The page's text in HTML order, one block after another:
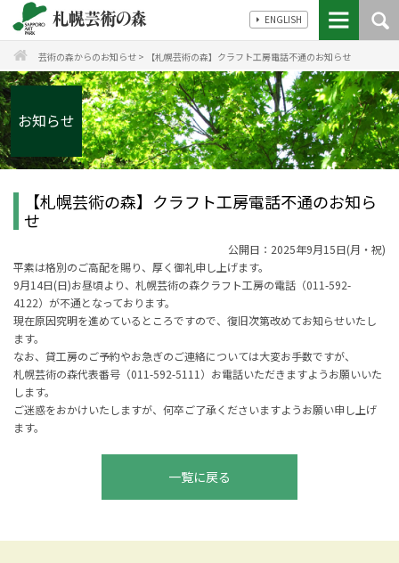
ENGLISH
芸術の森からのお知らせ > 【札幌芸術の森】クラフト工房電話不通のお知らせ
お知らせ
【札幌芸術の森】クラフト工房電話不通のお知ら
せ
公開日：2025年9月15日(月・祝)
平素は格別のご高配を賜り、厚く御礼申し上げます。
9月14日(日)お昼頃より、札幌芸術の森クラフト工房の電話（011-592-
4122）が不通となっております。
現在原因究明を進めているところですので、復旧次第改めてお知らせいたし
ます。
なお、貸工房のご予約やお急ぎのご連絡については大変お手数ですが、
札幌芸術の森代表番号（011-592-5111）お電話いただきますようお願いいた
します。
ご迷惑をおかけいたしますが、何卒ご了承くださいますようお願い申し上げ
ます。
一覧に戻る